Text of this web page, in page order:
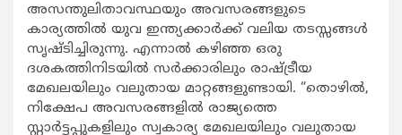
അസന്തുലിതാവസ്ഥയും അവസരങ്ങളുടെ
കാര്യത്തിൽ യുവ ഇന്ത്യക്കാർക്ക് വലിയ തടസ്സങ്ങൾ
സൃഷ്ടിച്ചിരുന്നു. എന്നാൽ കഴിഞ്ഞ ഒരു
ദശകത്തിനിടയിൽ സർക്കാരിലും രാഷ്ട്രീയ
മേഖലയിലും വലുതായ മാറ്റങ്ങളുണ്ടായി. “തൊഴിൽ,
നിക്ഷേപ അവസരങ്ങളിൽ രാജ്യത്തെ
സ്റ്റാർട്ടപ്പുകളിലും സ്വകാര്യ മേഖലയിലും വലുതായ